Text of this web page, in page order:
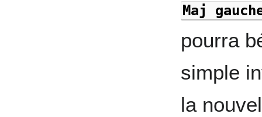
Maj
pourra
simple
la